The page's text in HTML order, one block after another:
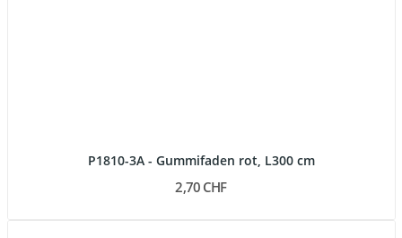
P1810-3A - Gummifaden rot, L300 cm
2,70 CHF